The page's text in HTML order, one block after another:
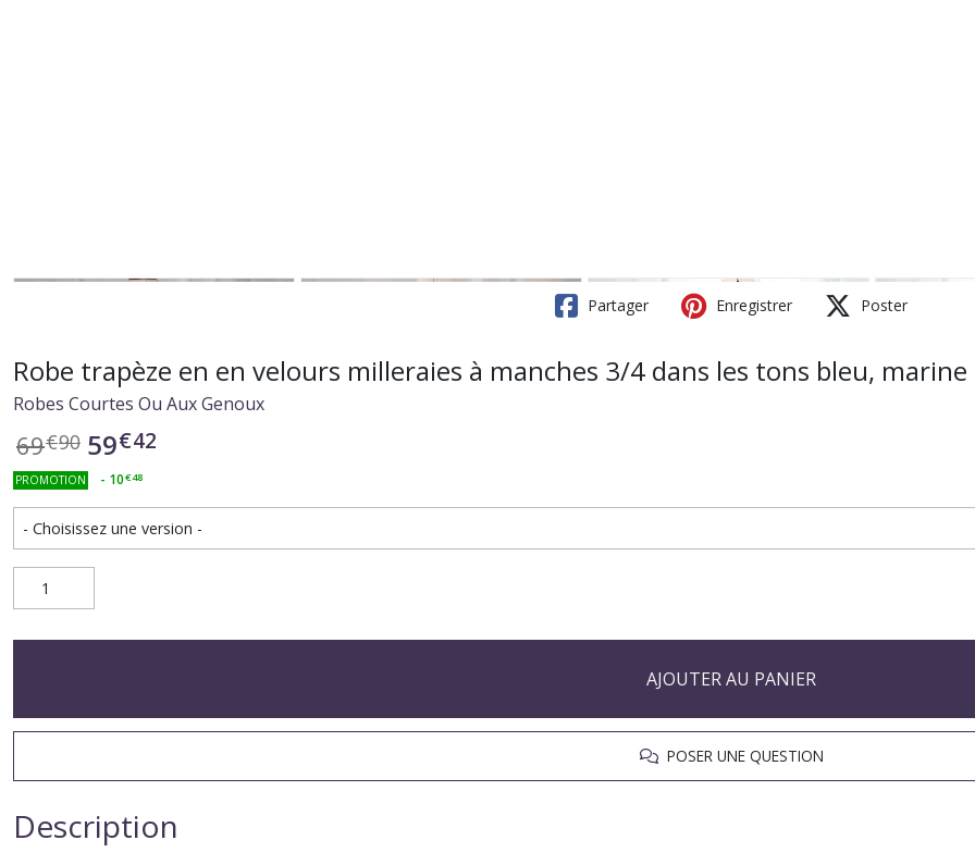
Partager Enregistrer Poster
Robe trapèze en en velours milleraies à manches 3/4 dans les tons bleu,
Robes Courtes Ou Aux Genoux
69€90 59€42
PROMOTION - 10€48
AJOUTER AU PANIER
POSER UNE QUESTION
Description